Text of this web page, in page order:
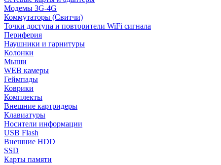
Модемы 3G-4G
Коммутаторы (Свитчи)
Точки доступа и повторители WiFi сигнала
Периферия
Наушники и гарнитуры
Колонки
Мыши
WEB камеры
Геймпады
Коврики
Комплекты
Внешние картридеры
Клавиатуры
Носители информации
USB Flash
Внешние HDD
SSD
Карты памяти